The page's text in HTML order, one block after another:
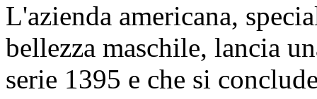
L'azienda americana,
bellezza maschile, lancia
serie 1395 e che si